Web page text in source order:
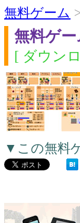
無料ゲーム
無料ゲ
[ ダウン
▼この無料